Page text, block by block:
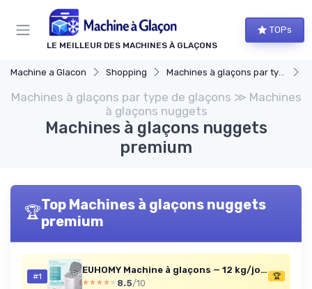
LE MEILLEUR DES MACHINES À GLAÇONS
TOPs
Machine a Glacon Shopping Machines à glaçons par type de glaçons
Machines à glaçons par type de glaçons ≫ Machines
à glaçons nuggets
Machines à glaçons nuggets
premium
🏆Top Machines à glaçons nuggets
premium
#1
EUHOMY Machine à glaçons — 12 kg/jour, 9 glaçons en 6 min
★★★★★
★★★★★ 8.5/10
🏆
Panneau de gestion des cookies